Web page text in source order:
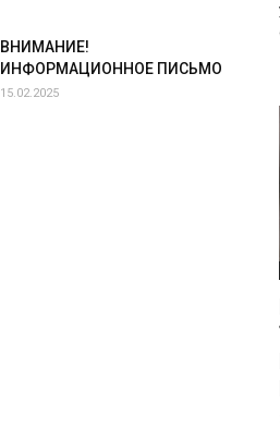
ВНИМАНИЕ!
ИНФОРМАЦИОННОЕ ПИСЬМО
15.02.2025